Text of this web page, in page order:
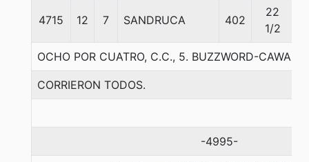
4715 12 7 SANDRUCA 402
22
1/2
OCHO POR CUATRO, C.C., 5. BUZZWORD-
CORRIERON TODOS.
-4995-